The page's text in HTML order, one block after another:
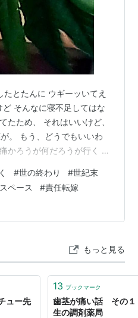
とたんに ウギーッいてえ
そんなに寝不足してはな
たため、 それはいいけど、
。 もう、どうでもいいわ
かろうが何だろうが行く パ
と解ってても欲しい 歩く
今日のメッセージです ロー
それを信じる人をだれでも
#世の終わり #世紀末
ペース #責任転嫁
もっと見る
ュー先
13 ブックマーク
歯茎が痛い話 その１
生の調剤薬局